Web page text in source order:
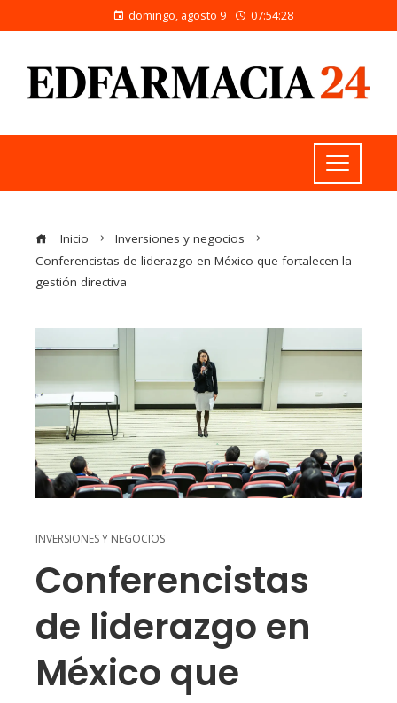
domingo, agosto 9 07:54:28
Inicio
Inversiones y negocios
Conferencistas de liderazgo en México que fortalecen la
gestión directiva
INVERSIONES Y NEGOCIOS
Conferencistas
de liderazgo en
México que